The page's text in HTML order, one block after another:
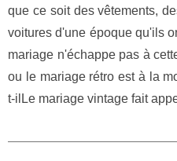
que ce soit des vêtements,
voitures d'une époque qu'ils
mariage n'échappe pas à
ou le mariage rétro est à la
t-ilLe mariage vintage fait